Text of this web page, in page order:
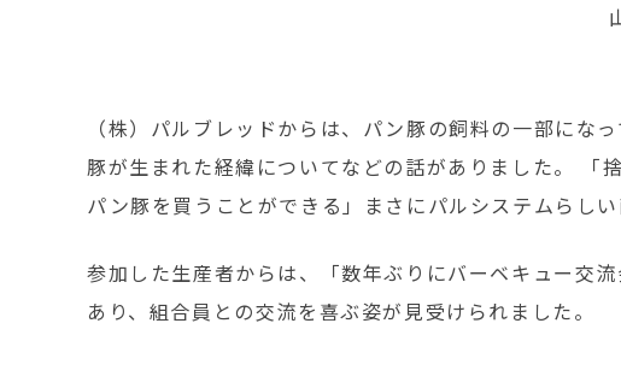
（株）パルブレッドからは、パン豚の飼料の一部に
豚が生まれた経緯についてなどの話がありました。 「
パン豚を買うことができる」まさにパルシステムらしい
参加した生産者からは、「数年ぶりにバーベキュー交
あり、組合員との交流を喜ぶ姿が見受けられました。